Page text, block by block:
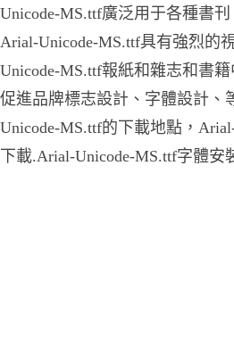
Unicode-MS.ttf廣泛用于各種書
Arial-Unicode-MS.ttf具有強烈的
Unicode-MS.ttf報紙和雜志和書
促進品牌標志設計、字體設計、
Unicode-MS.ttf的下載地點，
下載.Arial-Unicode-MS.ttf字體安